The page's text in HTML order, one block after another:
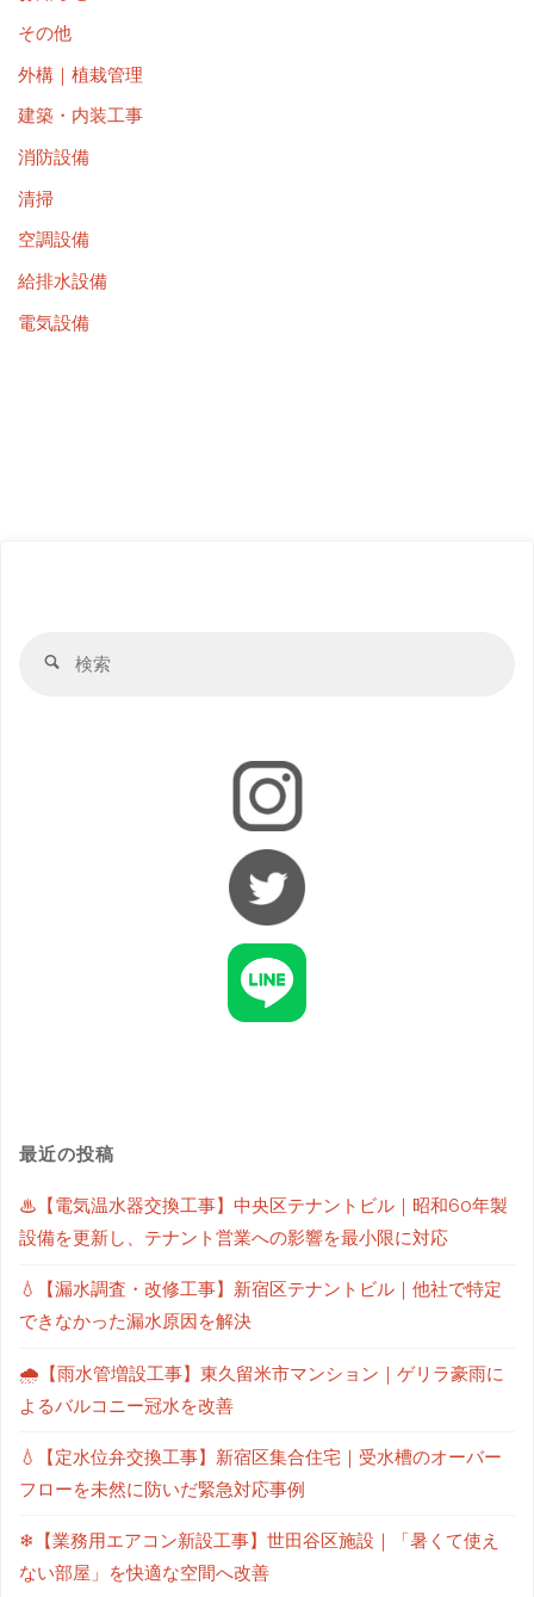
その他
外構｜植栽管理
建築・内装工事
消防設備
清掃
空調設備
給排水設備
電気設備
最近の投稿
♨【電気温水器交換工事】中央区テナントビル｜昭和60年製
設備を更新し、テナント営業への影響を最小限に対応
💧【漏水調査・改修工事】新宿区テナントビル｜他社で特定
できなかった漏水原因を解決
🌧【雨水管増設工事】東久留米市マンション｜ゲリラ豪雨に
よるバルコニー冠水を改善
💧【定水位弁交換工事】新宿区集合住宅｜受水槽のオーバー
フローを未然に防いだ緊急対応事例
❄【業務用エアコン新設工事】世田谷区施設｜「暑くて使え
ない部屋」を快適な空間へ改善